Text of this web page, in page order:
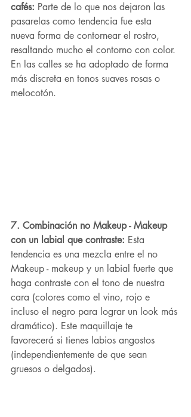
cafés: Parte de lo que nos dejaron las
pasarelas como tendencia fue esta
nueva forma de contornear el rostro,
resaltando mucho el contorno con color.
En las calles se ha adoptado de forma
más discreta en tonos suaves rosas o
melocotón.
7. Combinación no Makeup - Makeup
con un labial que contraste: Esta
tendencia es una mezcla entre el no
Makeup - makeup y un labial fuerte que
haga contraste con el tono de nuestra
cara (colores como el vino, rojo e
incluso el negro para lograr un look más
dramático). Este maquillaje te
favorecerá si tienes labios angostos
(independientemente de que sean
gruesos o delgados).